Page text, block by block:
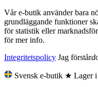
Vår e-butik använder bara
grundläggande funktioner
för statistik eller
för mer info.
Integritetspolicy Jag förstår
Svensk e-butik ★ Lager